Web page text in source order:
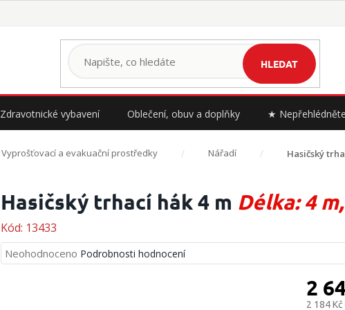
HLEDAT
Zdravotnické vybavení Oblečení, obuv a doplňky ★
Vyprošťovací a evakuační prostředky Nářadí Hasičský
Hasičský trhací hák 4 m Délka: 4
Kód: 13433
Průměrné
hodnocení
Neohodnoceno Podrobnosti hodnocení
2
2 184